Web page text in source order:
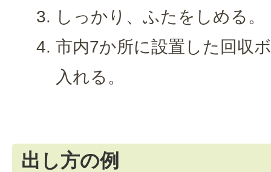
しっかり、ふたをしめる。
市内7か所に設置した回収
入れる。
出し方の例